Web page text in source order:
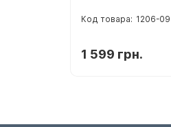
1206-09
1 599 грн.